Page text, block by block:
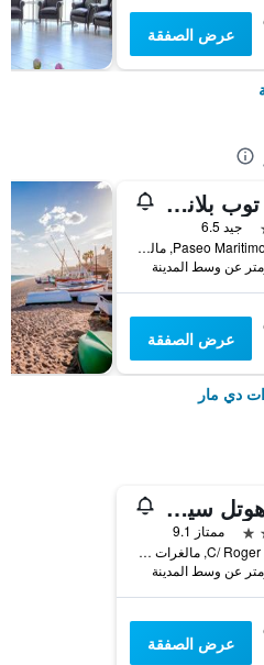
عرض الصفقة
إتش توب بلانامار
جيد 6.5
Paseo Maritimo, 10-12, مالغرات دي مار, كاتالونيا, أسبانيا
عرض الصفقة
دي مار
أكوا هوتل سيلويت آند سبا - للبالغين فقط
ممتاز 9.1
C/ Roger De Flor, مالغرات دي مار, كاتالونيا, أسبانيا
عرض الصفقة